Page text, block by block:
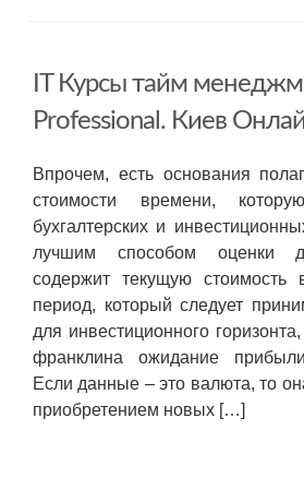
IT Курсы тайм
Professional. Киев
Впрочем, есть основания
стоимости времени,
бухгалтерских и
лучшим способом оценки
содержит текущую стоимость
период, который следует
для инвестиционного
франклина ожидание
Если данные – это валюта, то
приобретением новых […]